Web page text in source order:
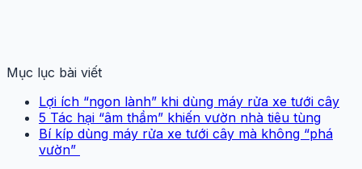
Mục lục bài viết
Lợi ích “ngon lành” khi dùng máy rửa xe tưới cây
5 Tác hại “âm thầm” khiến vườn nhà tiêu tùng
Bí kíp dùng máy rửa xe tưới cây mà không “phá
vườn”